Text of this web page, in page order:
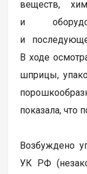
веществ,
и
и
В ходе
шприцы,
показала, что
Возбуждено
УК РФ